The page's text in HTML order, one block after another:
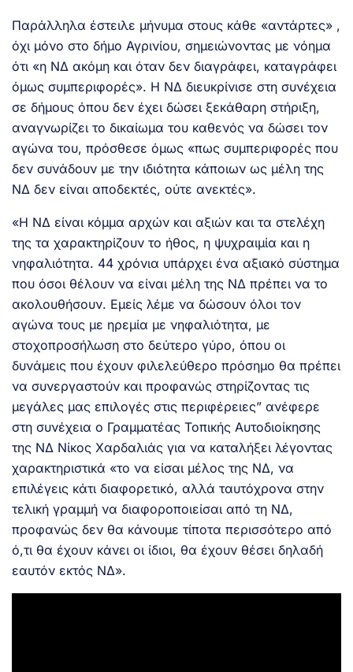
Παράλληλα έστειλε μήνυμα στους κάθε «αντάρτες» ,
όχι μόνο στο δήμο Αγρινίου, σημειώνοντας με νόημα
ότι «η ΝΔ ακόμη και όταν δεν διαγράφει, καταγράφει
όμως συμπεριφορές». H ΝΔ διευκρίνισε στη συνέχεια
σε δήμους όπου δεν έχει δώσει ξεκάθαρη στήριξη,
αναγνωρίζει το δικαίωμα του καθενός να δώσει τον
αγώνα του, πρόσθεσε όμως «πως συμπεριφορές που
δεν συνάδουν με την ιδιότητα κάποιων ως μέλη της
ΝΔ δεν είναι αποδεκτές, ούτε ανεκτές».
«Η ΝΔ είναι κόμμα αρχών και αξιών και τα στελέχη
της τα χαρακτηρίζουν το ήθος, η ψυχραιμία και η
νηφαλιότητα. 44 χρόνια υπάρχει ένα αξιακό σύστημα
που όσοι θέλουν να είναι μέλη της ΝΔ πρέπει να το
ακολουθήσουν. Εμείς λέμε να δώσουν όλοι τον
αγώνα τους με ηρεμία με νηφαλιότητα, με
στοχοπροσήλωση στο δεύτερο γύρο, όπου οι
δυνάμεις που έχουν φιλελεύθερο πρόσημο θα πρέπει
να συνεργαστούν και προφανώς στηρίζοντας τις
μεγάλες μας επιλογές στις περιφέρειες” ανέφερε
στη συνέχεια ο Γραμματέας Τοπικής Αυτοδιοίκησης
της ΝΔ Νίκος Χαρδαλιάς για να καταλήξει λέγοντας
χαρακτηριστικά «το να είσαι μέλος της ΝΔ, να
επιλέγεις κάτι διαφορετικό, αλλά ταυτόχρονα στην
τελική γραμμή να διαφοροποιείσαι από τη ΝΔ,
προφανώς δεν θα κάνουμε τίποτα περισσότερο από
ό,τι θα έχουν κάνει οι ίδιοι, θα έχουν θέσει δηλαδή
εαυτόν εκτός ΝΔ».